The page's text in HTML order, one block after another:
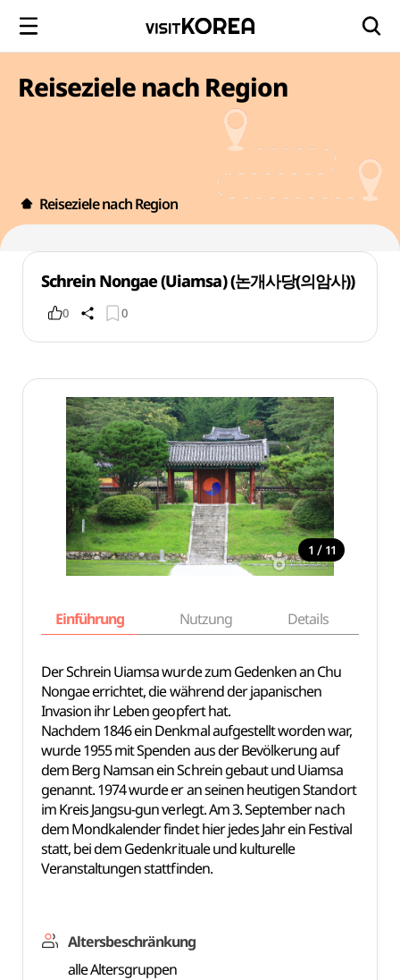
Reiseziele nach Region
Reiseziele nach Region
Schrein Nongae (Uiamsa) (논개사당(의암사))
0 0
1 / 11
Einführung Nutzung Details
Der Schrein Uiamsa wurde zum Gedenken an Chu
Nongae errichtet, die während der japanischen
Invasion ihr Leben geopfert hat.
Nachdem 1846 ein Denkmal aufgestellt worden war,
wurde 1955 mit Spenden aus der Bevölkerung auf
dem Berg Namsan ein Schrein gebaut und Uiamsa
genannt. 1974 wurde er an seinen heutigen Standort
im Kreis Jangsu-gun verlegt. Am 3. September nach
dem Mondkalender findet hier jedes Jahr ein Festival
statt, bei dem Gedenkrituale und kulturelle
Veranstaltungen stattfinden.
Altersbeschränkung
alle Altersgruppen